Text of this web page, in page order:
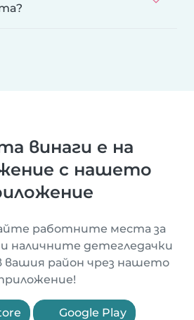
винаги е на
с нашето
работните места за
и наличните детегледачки
вашия район чрез нашето
Google Play